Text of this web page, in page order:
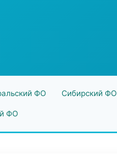
ФО Сибирский ФО
ФО